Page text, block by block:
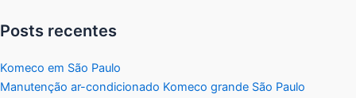
Posts recentes
Komeco em São Paulo
Manutenção ar-condicionado Komeco grande São Paulo